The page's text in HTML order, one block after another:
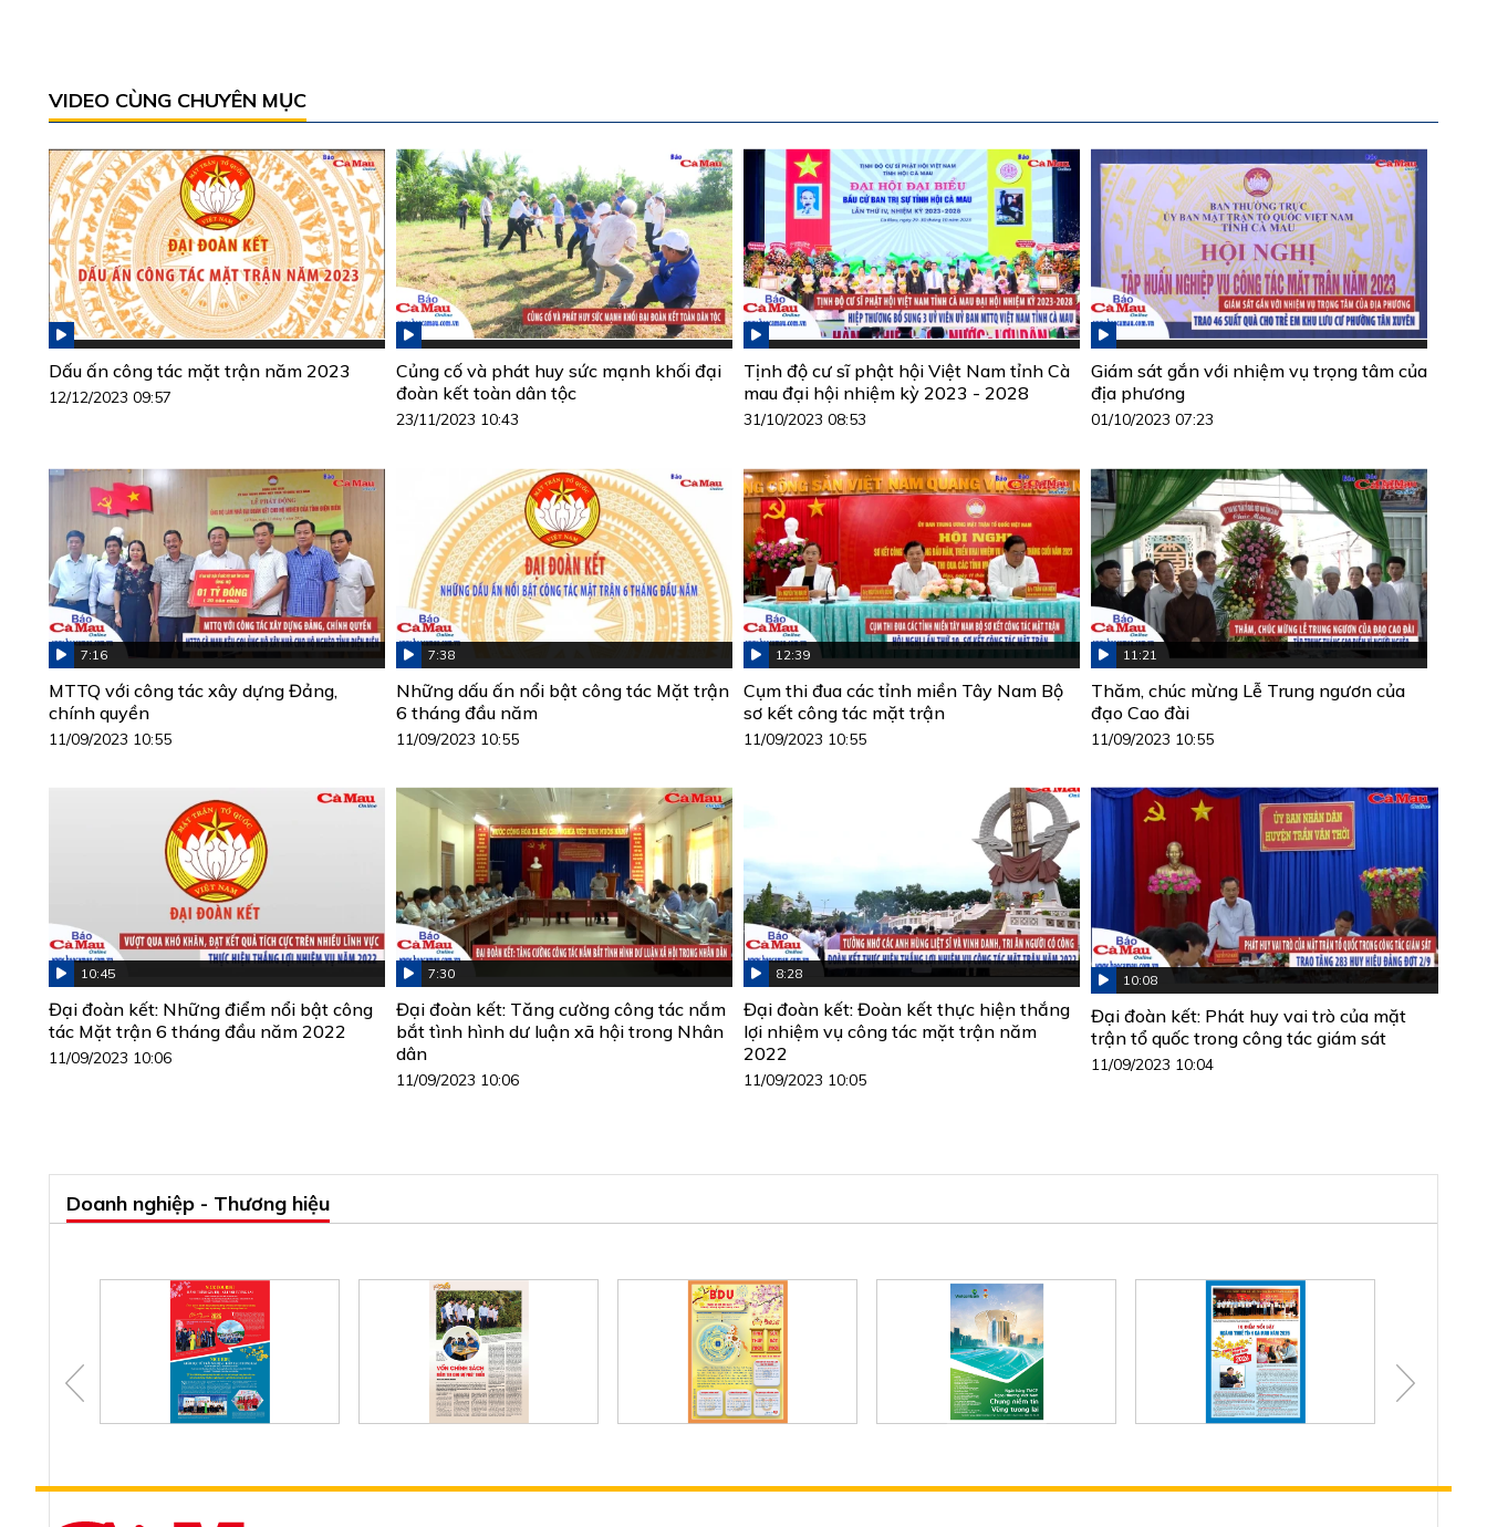
VIDEO CÙNG CHUYÊN MỤC
Dấu ấn công tác mặt trận năm 2023
12/12/2023 09:57
Củng cố và phát huy sức mạnh khối đại
đoàn kết toàn dân tộc
23/11/2023 10:43
Tịnh độ cư sĩ phật hội Việt Nam tỉnh Cà
mau đại hội nhiệm kỳ 2023 - 2028
31/10/2023 08:53
Giám sát gắn với nhiệm vụ trọng tâm của
địa phương
01/10/2023 07:23
7:16
MTTQ với công tác xây dựng Đảng,
chính quyền
11/09/2023 10:55
7:38
Những dấu ấn nổi bật công tác Mặt trận
6 tháng đầu năm
11/09/2023 10:55
12:39
Cụm thi đua các tỉnh miền Tây Nam Bộ
sơ kết công tác mặt trận
11/09/2023 10:55
11:21
Thăm, chúc mừng Lễ Trung ngươn của
đạo Cao đài
11/09/2023 10:55
10:45
Đại đoàn kết: Những điểm nổi bật công
tác Mặt trận 6 tháng đầu năm 2022
11/09/2023 10:06
7:30
Đại đoàn kết: Tăng cường công tác nắm
bắt tình hình dư luận xã hội trong Nhân
dân
11/09/2023 10:06
8:28
Đại đoàn kết: Đoàn kết thực hiện thắng
lợi nhiệm vụ công tác mặt trận năm
2022
11/09/2023 10:05
10:08
Đại đoàn kết: Phát huy vai trò của mặt
trận tổ quốc trong công tác giám sát
11/09/2023 10:04
Doanh nghiệp - Thương hiệu